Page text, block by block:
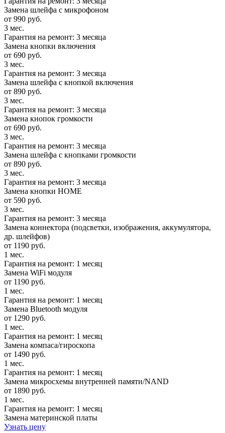
Замена шлейфа с микрофоном
от 990 руб.
3 мес.
Гарантия на ремонт: 3 месяца
Замена кнопки включения
от 690 руб.
3 мес.
Гарантия на ремонт: 3 месяца
Замена шлейфа с кнопкой включения
от 890 руб.
3 мес.
Гарантия на ремонт: 3 месяца
Замена кнопок громкости
от 690 руб.
3 мес.
Гарантия на ремонт: 3 месяца
Замена шлейфа с кнопками громкости
от 890 руб.
3 мес.
Гарантия на ремонт: 3 месяца
Замена кнопки HOME
от 590 руб.
3 мес.
Гарантия на ремонт: 3 месяца
Замена коннектора (подсветки, изображения, аккумулятора,
др. шлейфов)
от 1190 руб.
1 мес.
Гарантия на ремонт: 1 месяц
Замена WiFi модуля
от 1190 руб.
1 мес.
Гарантия на ремонт: 1 месяц
Замена Bluetooth модуля
от 1290 руб.
1 мес.
Гарантия на ремонт: 1 месяц
Замена компаса/гироскопа
от 1490 руб.
1 мес.
Гарантия на ремонт: 1 месяц
Замена микросхемы внутренней памяти/NAND
от 1890 руб.
1 мес.
Гарантия на ремонт: 1 месяц
Замена материнской платы
Узнать цену